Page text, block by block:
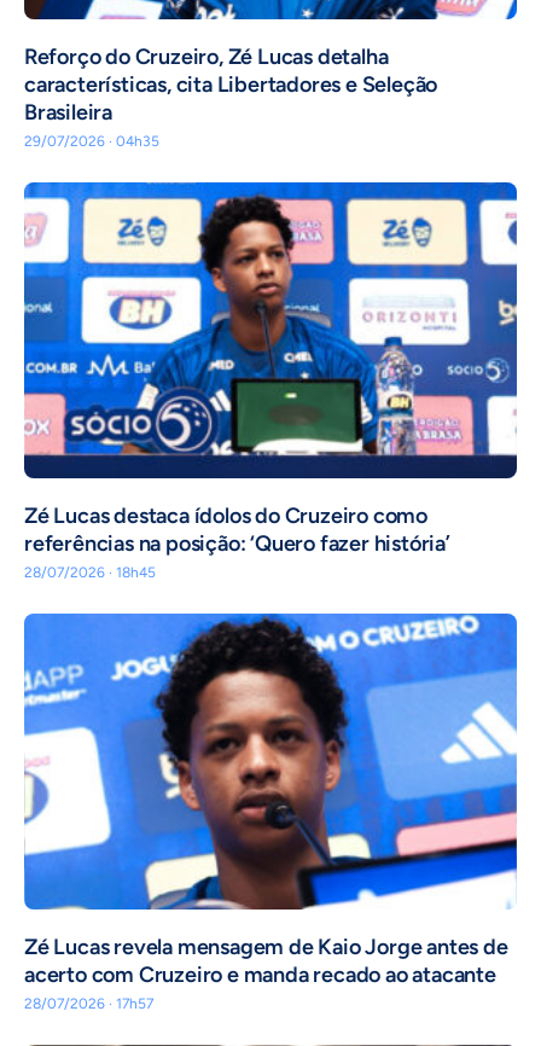
⁠Reforço do Cruzeiro, Zé Lucas detalha
características, cita Libertadores e Seleção
Brasileira
29/07/2026 · 04h35
Zé Lucas destaca ídolos do Cruzeiro como
referências na posição: ‘Quero fazer história’
28/07/2026 · 18h45
Zé Lucas revela mensagem de Kaio Jorge antes de
acerto com Cruzeiro e manda recado ao atacante
28/07/2026 · 17h57